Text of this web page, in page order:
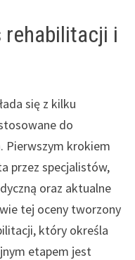
rehabilitacji i
się z kilku
do
Pierwszym krokiem
przez specjalistów,
oraz aktualne
tej oceny tworzony
który określa
etapem jest